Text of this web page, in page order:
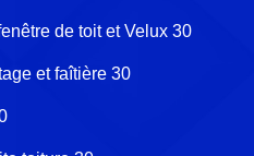
de toit et Velux 30
et faîtière 30